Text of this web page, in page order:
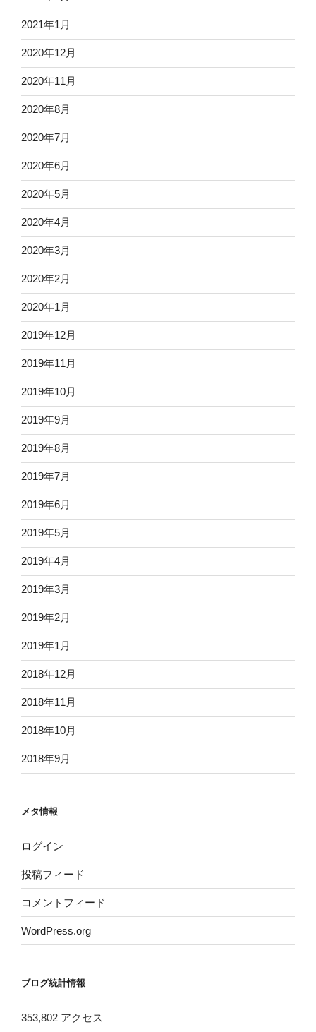
2021年1月
2020年12月
2020年11月
2020年8月
2020年7月
2020年6月
2020年5月
2020年4月
2020年3月
2020年2月
2020年1月
2019年12月
2019年11月
2019年10月
2019年9月
2019年8月
2019年7月
2019年6月
2019年5月
2019年4月
2019年3月
2019年2月
2019年1月
2018年12月
2018年11月
2018年10月
2018年9月
メタ情報
ログイン
投稿フィード
コメントフィード
WordPress.org
ブログ統計情報
353,802 アクセス